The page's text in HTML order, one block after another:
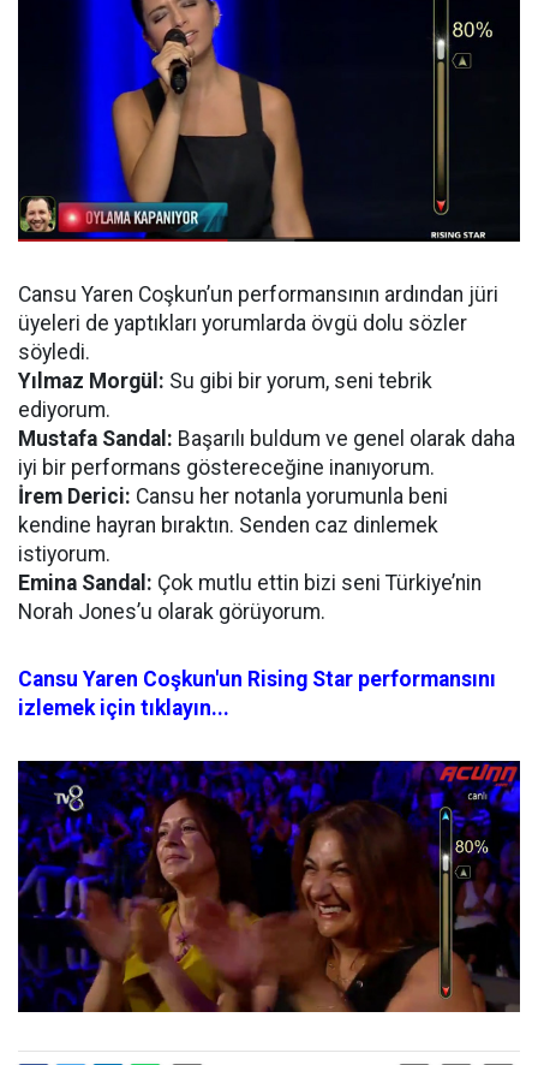
Cansu Yaren Coşkun’un performansının ardından jüri
üyeleri de yaptıkları yorumlarda övgü dolu sözler
söyledi.
Yılmaz Morgül: Su gibi bir yorum, seni tebrik
ediyorum.
Mustafa Sandal: Başarılı buldum ve genel olarak daha
iyi bir performans göstereceğine inanıyorum.
İrem Derici: Cansu her notanla yorumunla beni
kendine hayran bıraktın. Senden caz dinlemek
istiyorum.
Emina Sandal: Çok mutlu ettin bizi seni Türkiye’nin
Norah Jones’u olarak görüyorum.
Cansu Yaren Coşkun'un Rising Star performansını
izlemek için tıklayın...